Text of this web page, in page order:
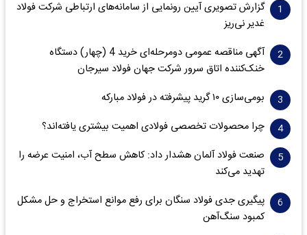
گزارش تصویری آیین رونمایی از سامانه‌های ارتباطی شرکت فولاد
غدیر نی‌ریز
آگهی مناقصه عمومی دومرحله‌ای خرید 4 (چهار) دستگاه
خنک‌کننده اتاق سرور شرکت جهان فولاد سیرجان
بومی‌سازی ۱۰ گرید پیشرفته در فولاد مبارکه
چرا محصولات تخصصی فولادی اهمیت بیشتری یافته‌اند؟
صنعت فولاد آلمان هشدار داد: کاهش سطح آب، امنیت عرضه را
تهدید می‌کند
پیگیری جدی فولاد سنگان برای رفع موانع استخراج و حل مشکل
کمبود سنگ‌آهن